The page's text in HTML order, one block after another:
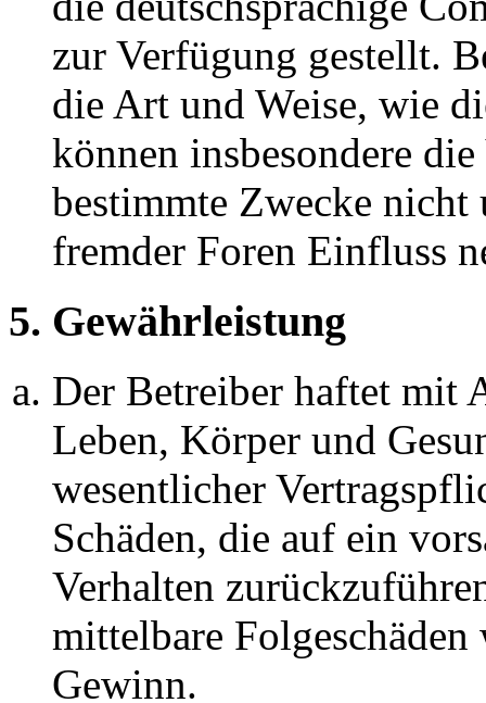
zur Verfügung gestellt.
die Art und Weise, wie
können insbesondere
bestimmte Zwecke nicht
fremder Foren Einfluss
5. Gewährleistung
Der Betreiber haftet mit
Leben, Körper und
wesentlicher
Schäden, die auf ein
Verhalten
mittelbare Folgeschäden
Gewinn.